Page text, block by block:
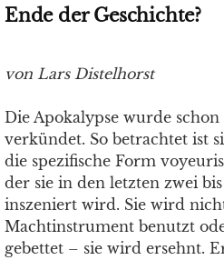
Ende der Geschichte?
von Lars Distelhorst
Die Apokalypse wurde
verkündet. So betrachtet ist
die spezifische Form
der sie in den letzten zwei
inszeniert wird. Sie wird
Machtinstrument benutzt
gebettet – sie wird ersehnt.